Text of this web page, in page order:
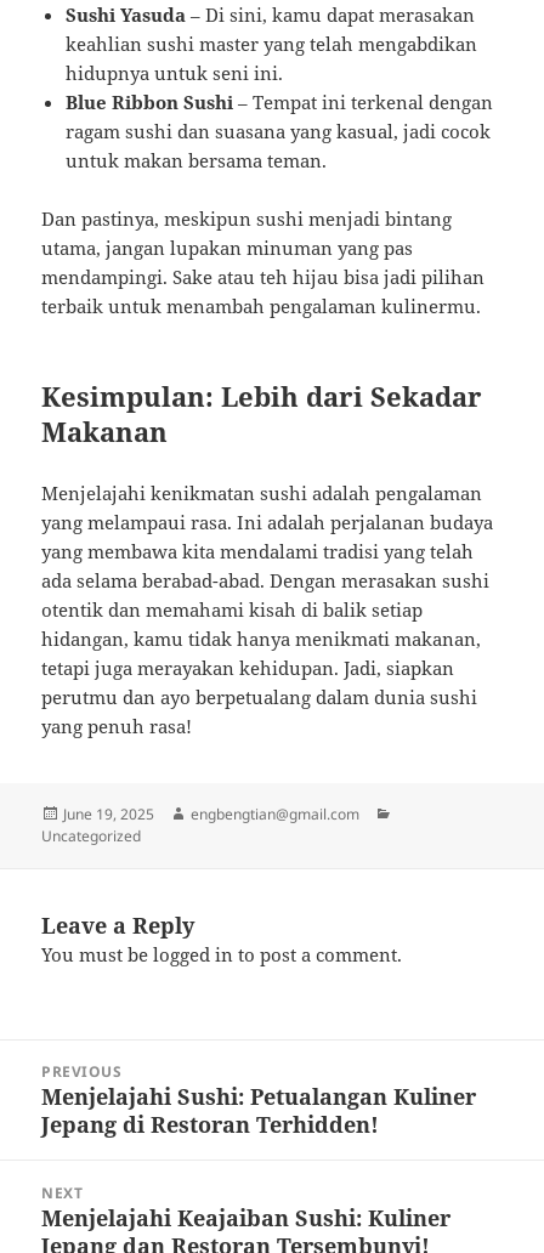
Sushi Yasuda – Di sini, kamu dapat merasakan
keahlian sushi master yang telah mengabdikan
hidupnya untuk seni ini.
Blue Ribbon Sushi – Tempat ini terkenal dengan
ragam sushi dan suasana yang kasual, jadi cocok
untuk makan bersama teman.
Dan pastinya, meskipun sushi menjadi bintang
utama, jangan lupakan minuman yang pas
mendampingi. Sake atau teh hijau bisa jadi pilihan
terbaik untuk menambah pengalaman kulinermu.
Kesimpulan: Lebih dari Sekadar
Makanan
Menjelajahi kenikmatan sushi adalah pengalaman
yang melampaui rasa. Ini adalah perjalanan budaya
yang membawa kita mendalami tradisi yang telah
ada selama berabad-abad. Dengan merasakan sushi
otentik dan memahami kisah di balik setiap
hidangan, kamu tidak hanya menikmati makanan,
tetapi juga merayakan kehidupan. Jadi, siapkan
perutmu dan ayo berpetualang dalam dunia sushi
yang penuh rasa!
Posted
on
June 19, 2025 Author
engbengtian@gmail.com
Uncategorized
Leave a Reply
You must belogged in to post a comment.
navigation
PREVIOUS
Previous
post:
Menjelajahi Sushi: Petualangan Kuliner
Jepang di Restoran Terhidden!
NEXT
Next
post:
Menjelajahi Keajaiban Sushi: Kuliner
Jepang dan Restoran Tersembunyi!